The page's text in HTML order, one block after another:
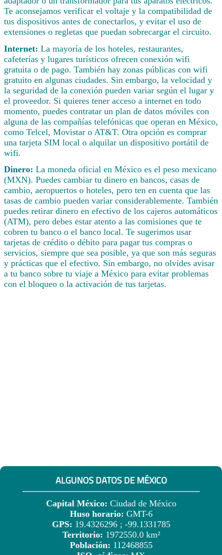
Te aconsejamos verificar el voltaje y la compatibilidad de
tus dispositivos antes de conectarlos, y evitar el uso de
extensiones o regletas que puedan sobrecargar el circuito.
Internet: La mayoría de los hoteles, restaurantes,
cafeterías y lugares turísticos ofrecen conexión wifi
gratuita o de pago. También hay zonas públicas con wifi
gratuito en algunas ciudades. Sin embargo, la velocidad y
la seguridad de la conexión pueden variar según el lugar y
el proveedor. Si quieres tener acceso a internet en todo
momento, puedes contratar un plan de datos móviles con
alguna de las compañías telefónicas que operan en México,
como Telcel, Movistar o AT&T. Otra opción es comprar
una tarjeta SIM local o alquilar un dispositivo portátil de
wifi.
Dinero: La moneda oficial en México es el peso mexicano
(MXN). Puedes cambiar tu dinero en bancos, casas de
cambio, aeropuertos o hoteles, pero ten en cuenta que las
tasas de cambio pueden variar considerablemente. También
puedes retirar dinero en efectivo de los cajeros automáticos
(ATM), pero debes estar atento a las comisiones que te
cobren tu banco o el banco local. Te sugerimos usar
tarjetas de crédito o débito para pagar tus compras o
servicios, siempre que sea posible, ya que son más seguras
y prácticas que el efectivo. Sin embargo, no olvides avisar
a tu banco sobre tu viaje a México para evitar problemas
con el bloqueo o la activación de tus tarjetas.
ALGUNOS DATOS DE MÉXICO
Capital México: Ciudad de México
Huso horario: GMT-6
GPS: 19.4326296 ; -99.1331785
Territorio: 1972550.0 km²
Población: 112468855